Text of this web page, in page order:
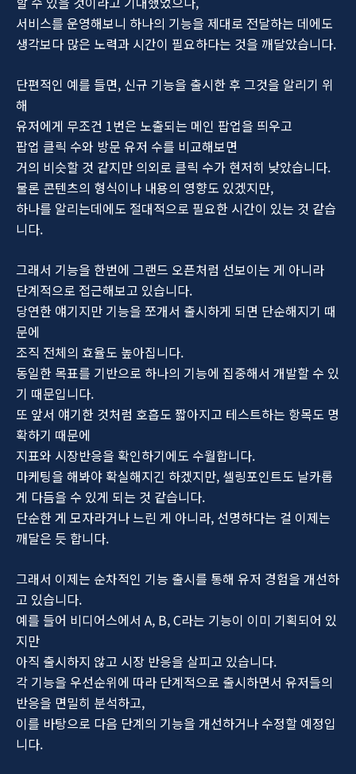
서비스를 운영해보니 하나의 기능을 제대로 전달하는 데에도
생각보다 많은 노력과 시간이 필요하다는 것을 깨달았습니다.
단편적인 예를 들면, 신규 기능을 출시한 후 그것을 알리기 위
해
유저에게 무조건 1번은 노출되는 메인 팝업을 띄우고
팝업 클릭 수와 방문 유저 수를 비교해보면
거의 비슷할 것 같지만 의외로 클릭 수가 현저히 낮았습니다.
물론 콘텐츠의 형식이나 내용의 영향도 있겠지만,
하나를 알리는데에도 절대적으로 필요한 시간이 있는 것 같습
니다.
그래서 기능을 한번에 그랜드 오픈처럼 선보이는 게 아니라
단계적으로 접근해보고 있습니다.
당연한 얘기지만 기능을 쪼개서 출시하게 되면 단순해지기 때
문에
조직 전체의 효율도 높아집니다.
동일한 목표를 기반으로 하나의 기능에 집중해서 개발할 수 있
기 때문입니다.
또 앞서 얘기한 것처럼 호흡도 짧아지고 테스트하는 항목도 명
확하기 때문에
지표와 시장반응을 확인하기에도 수월합니다.
마케팅을 해봐야 확실해지긴 하겠지만, 셀링포인트도 날카롭
게 다듬을 수 있게 되는 것 같습니다.
단순한 게 모자라거나 느린 게 아니라, 선명하다는 걸 이제는
깨달은 듯 합니다.
그래서 이제는 순차적인 기능 출시를 통해 유저 경험을 개선하
고 있습니다.
예를 들어 비디어스에서 A, B, C라는 기능이 이미 기획되어 있
지만
아직 출시하지 않고 시장 반응을 살피고 있습니다.
각 기능을 우선순위에 따라 단계적으로 출시하면서 유저들의
반응을 면밀히 분석하고,
이를 바탕으로 다음 단계의 기능을 개선하거나 수정할 예정입
니다.